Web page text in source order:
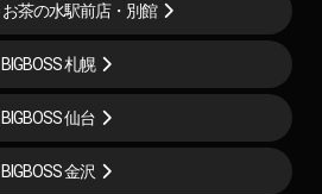
お茶の水駅前店・別館
BIGBOSS 札幌
BIGBOSS 仙台
BIGBOSS 金沢